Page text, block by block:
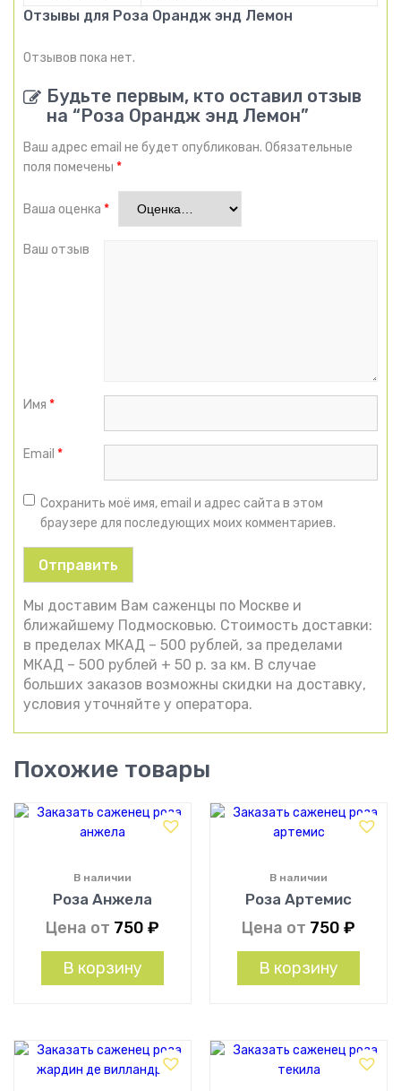
Отзывы для Роза Орандж энд Лемон
Отзывов пока нет.
Будьте первым, кто оставил отзыв
на “Роза Орандж энд Лемон”
Ваш адрес email не будет опубликован. Обязательные
поля помечены *
Ваша оценка *
Ваш отзыв
Имя *
Email *
Сохранить моё имя, email и адрес сайта в этом
браузере для последующих моих комментариев.
Мы доставим Вам саженцы по Москве и
ближайшему Подмосковью. Стоимость доставки:
в пределах МКАД – 500 рублей, за пределами
МКАД – 500 рублей + 50 р. за км. В случае
больших заказов возможны скидки на доставку,
условия уточняйте у оператора.
Похожие товары
Роза Анжела
В наличии
Цена от 750 ₽
В корзину
Роза Артемис
В наличии
Цена от 750 ₽
В корзину